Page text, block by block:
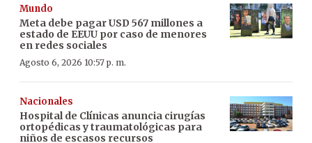
Mundo
Meta debe pagar USD 567 millones a
estado de EEUU por caso de menores
en redes sociales
Agosto 6, 2026 10:57 p. m.
Nacionales
Hospital de Clínicas anuncia cirugías
ortopédicas y traumatológicas para
niños de escasos recursos